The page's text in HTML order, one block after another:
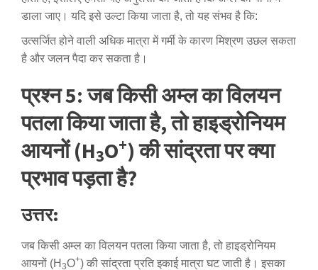
डाला जाए। यदि इसे उल्टा किया जाता है, तो यह संभव है कि:
उत्सर्जित होने वाली अधिक मात्रा में गर्मी के कारण मिश्रण उछल सकता
है और जलन पैदा कर सकता है।
प्रश्न 5: जब किसी अम्ल का विलयन
पतला किया जाता है, तो हाइड्रोनियम
आयनों (H3O+) की सांद्रता पर क्या
प्रभाव पड़ता है?
उत्तर:
जब किसी अम्ल का विलयन पतला किया जाता है, तो हाइड्रोनियम
आयनों (H 3O+) की सांद्रता प्रति इकाई मात्रा घट जाती है। इसका